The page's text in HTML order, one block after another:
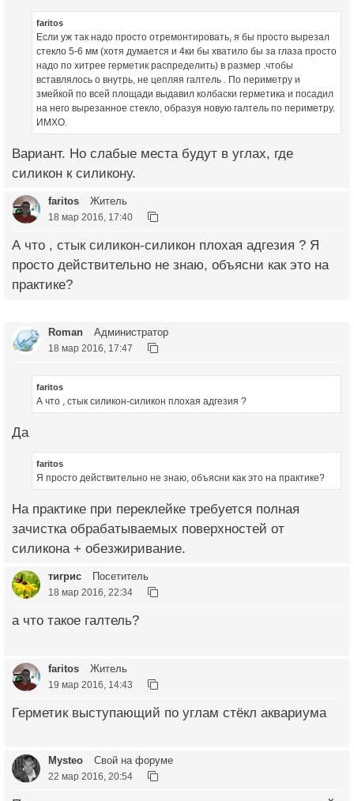
faritos
Если уж так надо просто отремонтировать, я бы просто вырезал
стекло 5-6 мм (хотя думается и 4ки бы хватило бы за глаза просто
надо по хитрее герметик распределить) в размер .чтобы
вставлялось о внутрь, не цепляя галтель . По периметру и
змейкой по всей площади выдавил колбаски герметика и посадил
на него вырезанное стекло, образуя новую галтель по периметру.
ИМХО.
Вариант. Но слабые места будут в углах, где
силикон к силикону.
faritos Житель
18 мар 2016, 17:40
А что , стык силикон-силикон плохая адгезия ? Я
просто действительно не знаю, объясни как это на
практике?
Roman Администратор
18 мар 2016, 17:47
faritos
А что , стык силикон-силикон плохая адгезия ?
Да
faritos
Я просто действительно не знаю, объясни как это на практике?
На практике при переклейке требуется полная
зачистка обрабатываемых поверхностей от
силикона + обезжиривание.
тигрис Посетитель
18 мар 2016, 22:34
а что такое галтель?
faritos Житель
19 мар 2016, 14:43
Герметик выступающий по углам стёкл аквариума
Mysteo Свой на форуме
22 мар 2016, 20:54